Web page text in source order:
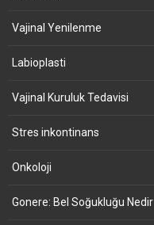
Vajinal Yenilenme
Labioplasti
Vajinal Kuruluk Tedavisi
Stres inkontinans
Onkoloji
Gonere: Bel Soğukluğu Nedir